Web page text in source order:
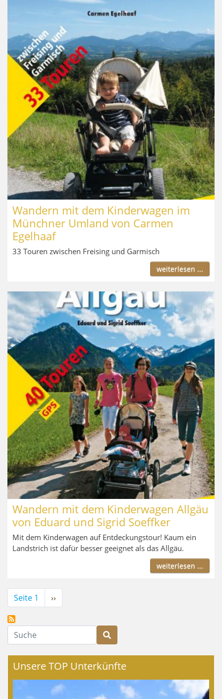
Wandern mit dem Kinderwagen im
Münchner Umland von Carmen
Egelhaaf
33 Touren zwischen Freising und Garmisch
weiterlesen ...
Wandern mit dem Kinderwagen Allgäu
von Eduard und Sigrid Soeffker
Mit dem Kinderwagen auf Entdeckungstour! Kaum ein
Landstrich ist dafür besser geeignet als das Allgäu.
weiterlesen ...
Seitennummerierung
Seite 1
Nächste
Seite
››
Suche
Unsere TOP Unterkünfte